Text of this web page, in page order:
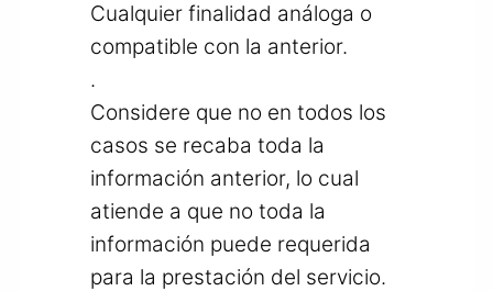
Cualquier finalidad análoga o
compatible con la anterior.
.
Considere que no en todos los
casos se recaba toda la
información anterior, lo cual
atiende a que no toda la
información puede requerida
para la prestación del servicio.